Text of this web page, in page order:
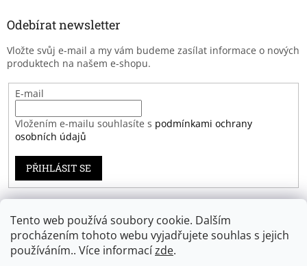
Tento web používá soubory cookie. Dalším
procházením tohoto webu vyjadřujete souhlas s jejich
používáním.. Více informacízde.
Odebírat newsletter
Vložte svůj e-mail a my vám budeme zasílat informace o nových
produktech na našem e-shopu.
E-mail
Vložením e-mailu souhlasíte s podmínkami ochrany
osobních údajů
PŘIHLÁSIT SE
Záruka spokojenosti